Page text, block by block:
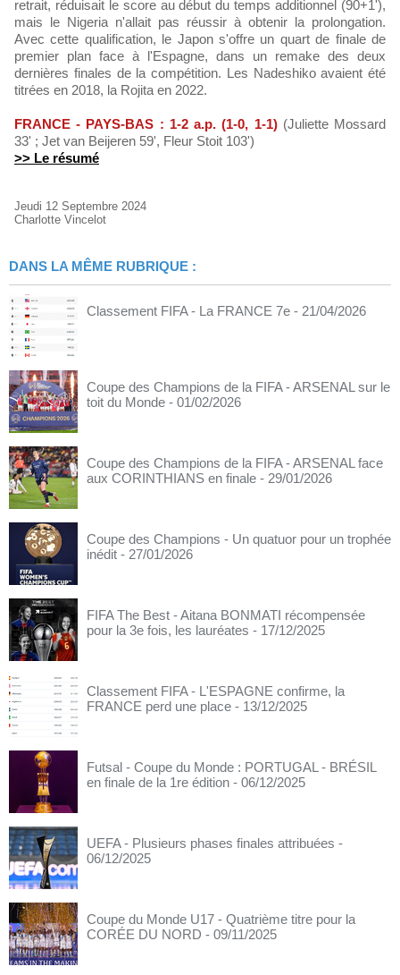
retrait, réduisait le score au début du temps additionnel (90+1'),
mais le Nigeria n'allait pas réussir à obtenir la prolongation.
Avec cette qualification, le Japon s'offre un quart de finale de
premier plan face à l'Espagne, dans un remake des deux
dernières finales de la compétition. Les Nadeshiko avaient été
titrées en 2018, la Rojita en 2022.
FRANCE - PAYS-BAS : 1-2 a.p. (1-0, 1-1)(Juliette Mossard
33' ; Jet van Beijeren 59', Fleur Stoit 103')
>> Le résumé
Jeudi 12 Septembre 2024
Charlotte Vincelot
DANS LA MÊME RUBRIQUE :
Classement FIFA - La FRANCE 7e - 21/04/2026
Coupe des Champions de la FIFA - ARSENAL sur le
toit du Monde - 01/02/2026
Coupe des Champions de la FIFA - ARSENAL face
aux CORINTHIANS en finale - 29/01/2026
Coupe des Champions - Un quatuor pour un trophée
inédit - 27/01/2026
FIFA The Best - Aitana BONMATI récompensée
pour la 3e fois, les lauréates - 17/12/2025
Classement FIFA - L'ESPAGNE confirme, la
FRANCE perd une place - 13/12/2025
Futsal - Coupe du Monde : PORTUGAL - BRÉSIL
en finale de la 1re édition - 06/12/2025
UEFA - Plusieurs phases finales attribuées -
06/12/2025
Coupe du Monde U17 - Quatrième titre pour la
CORÉE DU NORD - 09/11/2025